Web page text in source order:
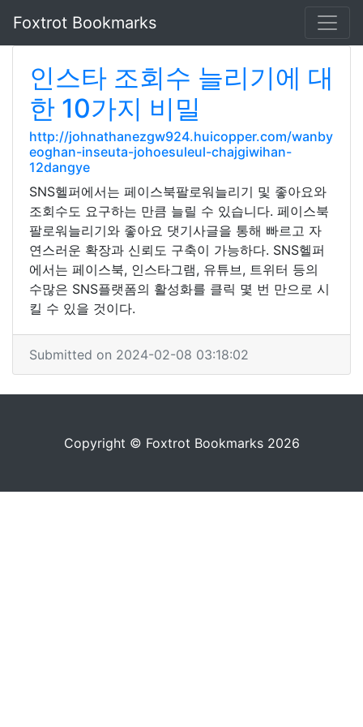
Foxtrot Bookmarks
인스타 조회수 늘리기에 대
한 10가지 비밀
http://johnathanezgw924.huicopper.com/wanby
eoghan-inseuta-johoesuleul-chajgiwihan-
12dangye
SNS헬퍼에서는 페이스북팔로워늘리기 및 좋아요와
조회수도 요구하는 만큼 늘릴 수 있습니다. 페이스북
팔로워늘리기와 좋아요 댓기사글을 통해 빠르고 자
연스러운 확장과 신뢰도 구축이 가능하다. SNS헬퍼
에서는 페이스북, 인스타그램, 유튜브, 트위터 등의
수많은 SNS플랫폼의 활성화를 클릭 몇 번 만으로 시
킬 수 있을 것이다.
Submitted on 2024-02-08 03:18:02
Copyright © Foxtrot Bookmarks 2026